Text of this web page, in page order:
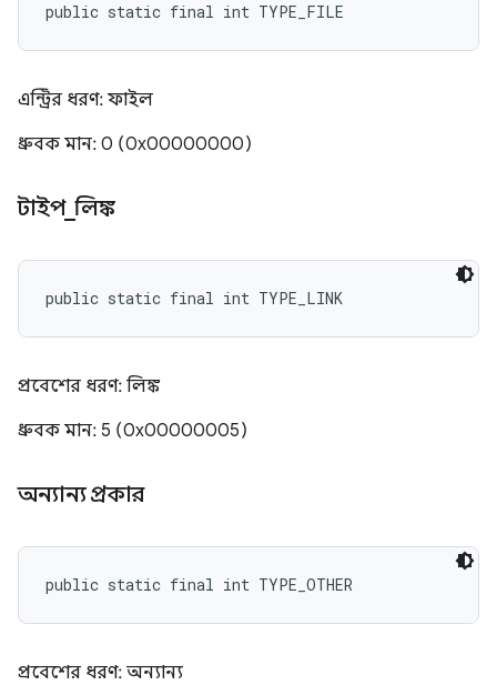
public static final int TYPE_FILE
এন্ট্রির ধরণ: ফাইল
ধ্রুবক মান: 0 (0x00000000)
টাইপ_লিঙ্ক
public static final int TYPE_LINK
প্রবেশের ধরণ: লিঙ্ক
ধ্রুবক মান: 5 (0x00000005)
অন্যান্য প্রকার
public static final int TYPE_OTHER
প্রবেশের ধরণ: অন্যান্য